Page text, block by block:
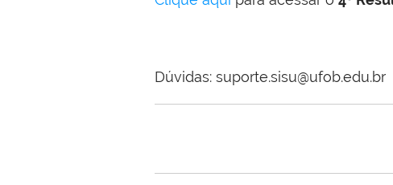
Dúvidas: suporte.sisu@ufob.edu.br